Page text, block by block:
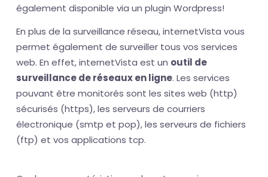
également disponible via un plugin Wordpress!
En plus de la surveillance réseau, internetVista vous
permet également de surveiller tous vos services
web. En effet, internetVista est un outil de
surveillance de réseaux en ligne. Les services
pouvant être monitorés sont les sites web (http)
sécurisés (https), les serveurs de courriers
électronique (smtp et pop), les serveurs de fichiers
(ftp) et vos applications tcp.